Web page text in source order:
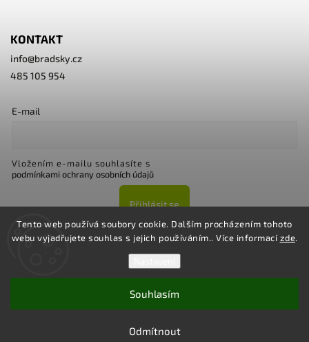
Tento web používá soubory cookie. Dalším procházením tohoto
webu vyjadřujete souhlas s jejich používáním.. Více informacízde.
Odmítnout
Souhlasím
KONTAKT
info@bradsky.cz
485 105 954
E-mail
Vložením e-mailu souhlasíte s
podmínkami ochrany osobních údajů
Přihlásit se
Shoptet | Design